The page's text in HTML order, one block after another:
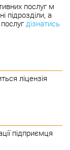
послуг м
підрозділи, а
дізнатись
ліцензія
підприємця